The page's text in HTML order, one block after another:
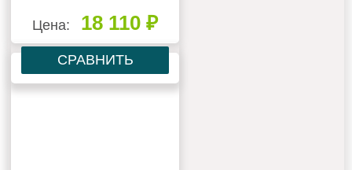
Цена: 18 110 ₽
СРАВНИТЬ